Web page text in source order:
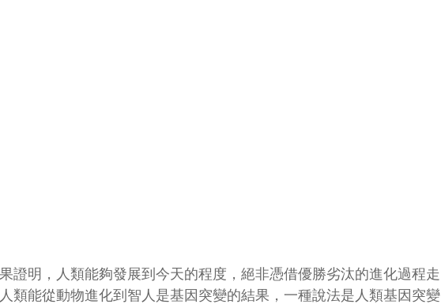
證明，人類能夠發展到今天的程度，絕非憑借優勝劣汰的進化過程走
類能從動物進化到智人是基因突變的結果，一種說法是人類基因突變